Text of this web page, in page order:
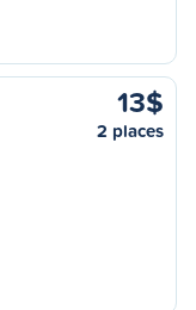
13$
2 places